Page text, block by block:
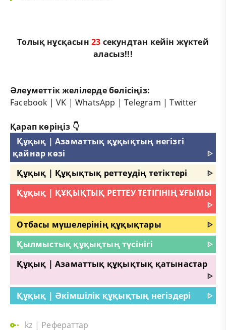
Толық нұсқасын23 секундтан кейін жүктей
аласыз!!!
Әлеуметтік желілерде бөлісіңіз:
Facebook |VK |WhatsApp |Telegram |Twitter
Қарап көріңіз 👇
Құқық | Азаматтық құқықтың негізгі
қайнар көзі
ᐈ
Құқық | Құқықтық реттеудің тетіктері
ᐈ
Құқық | ҚҰҚЫҚТЫҚ РЕТТЕУ ТЕТІГІНІҢ ҰҒЫМЫ
ᐈ
Отбасы мүшелерінің құқықтары
ᐈ
Қылмыстық құқықтың түсінігі
ᐈ
Құқық | Азаматтық құқықтық қатынастар
ᐈ
Құқық | Әкімшілік құқықтың негіздері
ᐈ
kz | Рефераттар